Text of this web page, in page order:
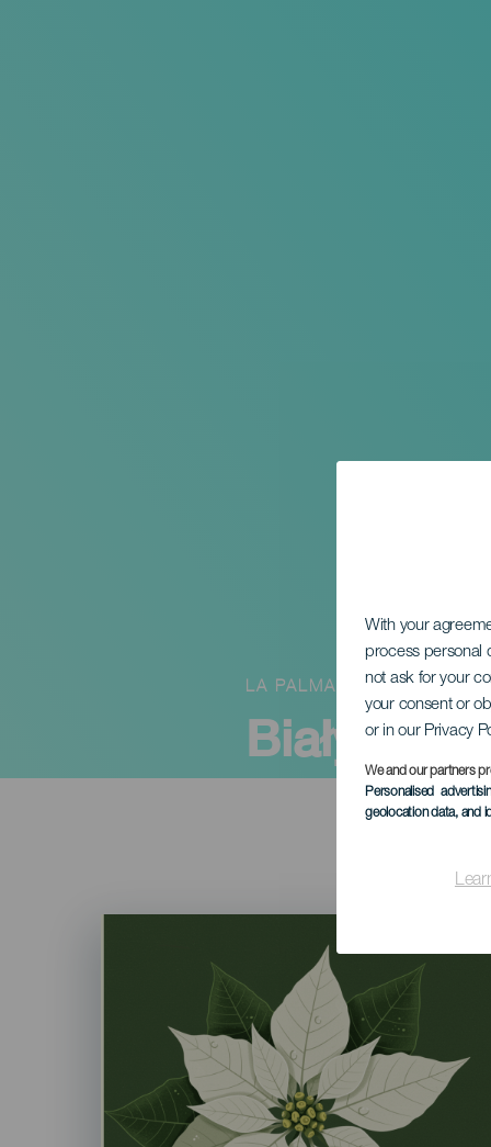
With your
process personal
not ask for your
your consent or
or in our Privacy
We and our partners
Personalised
geolocation data, and
Biały
LA PALMA